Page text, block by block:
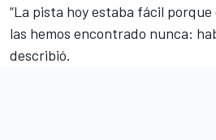
“La pista hoy estaba fácil
las hemos encontrado nunca:
describió.